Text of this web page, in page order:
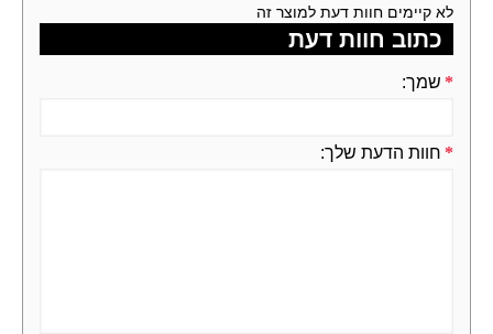
לא קיימים חוות דעת למוצר זה
כתוב חוות דעת
שמך:
חוות הדעת שלך: